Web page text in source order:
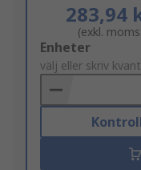
283,94
(exkl.
Add
to
Basket
Enheter
välj eller skriv